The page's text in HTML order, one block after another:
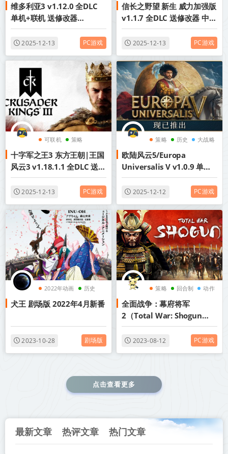
维多利亚3 v1.12.0 全DLC
单机+联机 送修改器
（Victoria 3）中文版网盘
下载2025-12-13 PC游戏
信长之野望 新生 威力加强版
v1.1.7 全DLC 送修改器 中文
版网盘下载
2025-12-13 PC游戏
可联机 策略
中世纪
十字军之王3 东方王朝|王国
风云3 v1.18.1.1 全DLC 送修
改器 单机+联机（Crusader
Kings III）中文版网盘下载
2025-12-13 PC游戏
策略 历史 大战略
欧陆风云5/Europa
Universalis V v1.0.9 单机
+联机 送修改器 网盘下载
2025-12-12 PC游戏
2022年动画 历史
音乐
犬王 剧场版 2022年4月新番
2023-10-28 剧场版
策略 回合制 动作
全面战争：幕府将军
2（Total War: Shogun
2）|简中汉化|赠音乐原声|
赠多项修改器|百度网盘/天
2023-08-12 PC游戏
点击查看更多
最新文章 热评文章 热门文章